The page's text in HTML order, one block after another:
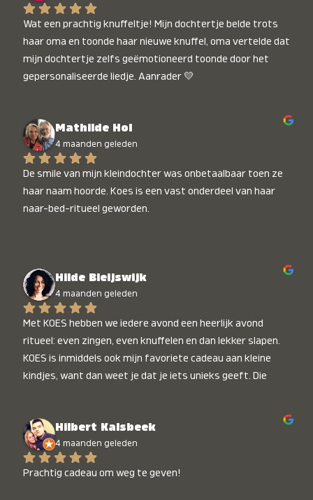
Wat een prachtig knuffeltje! Mijn dochtertje belde trots
haar oma en toonde haar nieuwe knuffel, oma vertelde dat
mijn dochtertje zelfs geëmotioneerd toonde door het
gepersonaliseerde liedje. Aanrader 💛
Mathilde Hol
4 maanden geleden
De smile van mijn kleindochter was onbetaalbaar toen ze
haar naam hoorde. Koes is een vast onderdeel van haar
naar-bed-ritueel geworden.
Hilde Bleijswijk
4 maanden geleden
Met KOES hebben we iedere avond een heerlijk avond
ritueel: even zingen, even knuffelen en dan lekker slapen.
KOES is inmiddels ook mijn favoriete cadeau aan kleine
kindjes, want dan weet je dat je iets unieks geeft. Die
Hilbert Kalsbeek
4 maanden geleden
Prachtig cadeau om weg te geven!